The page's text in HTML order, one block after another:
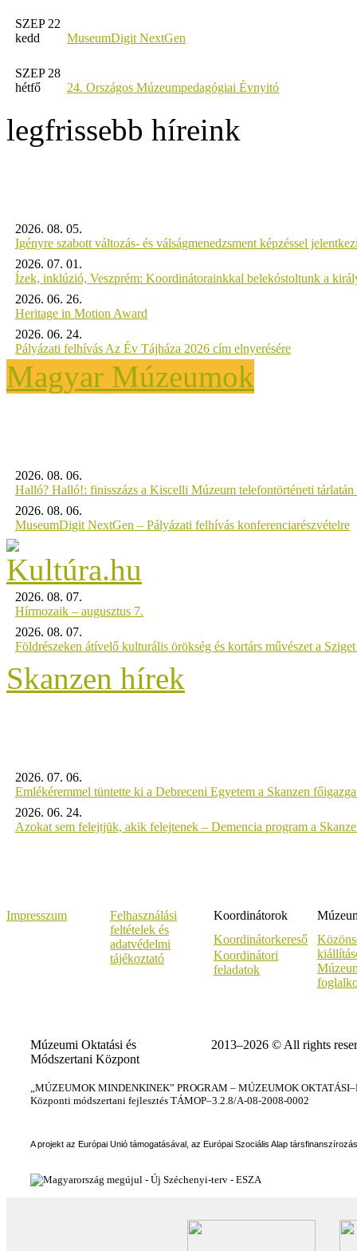
SZEP 22
kedd
MuseumDigit NextGen
SZEP 28
hétfő
24. Országos Múzeumpedagógiai Évnyitó
legfrissebb híreink
2026. 08. 05.
Igényre szabott változás- és válságmenedzsment képzéssel
2026. 07. 01.
Ízek, inklúzió, Veszprém: Koordinátorainkkal belekóstoltunk a
2026. 06. 26.
Heritage in Motion Award
2026. 06. 24.
Pályázati felhívás Az Év Tájháza 2026 cím elnyerésére
Magyar Múzeumok
2026. 08. 06.
Halló? Halló!: finisszázs a Kiscelli Múzeum telefontörténeti tárlatán
2026. 08. 06.
MuseumDigit NextGen – Pályázati felhívás konferenciarészvételre
2026. 08. 07.
Hírmozaik – augusztus 7.
2026. 08. 07.
Földrészeken átívelő kulturális örökség és kortárs művészet a
Skanzen hírek
2026. 07. 06.
Emlékéremmel tüntette ki a Debreceni Egyetem a Skanzen
2026. 06. 24.
Azokat sem felejtjük, akik felejtenek – Demencia program a
Impresszum
Felhasználási
feltételek és
adatvédelmi
tájékoztató
Koordinátorok
Koordinátorkereső
Koordinátori
feladatok
Múzeumi Oktatási és
Módszertani Központ
2013–2026 © All rights
„MÚZEUMOK MINDENKINEK” PROGRAM – MÚZEUMOK
Központi módszertani fejlesztés TÁMOP–3.2.8/A-08-2008-0002
A projekt az Európai Unió támogatásával, az Európai Szociális Alap